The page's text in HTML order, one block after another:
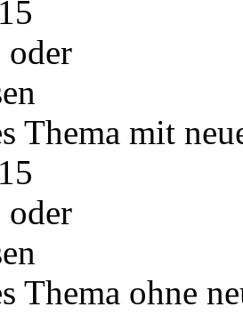
Thema mit
Thema ohne